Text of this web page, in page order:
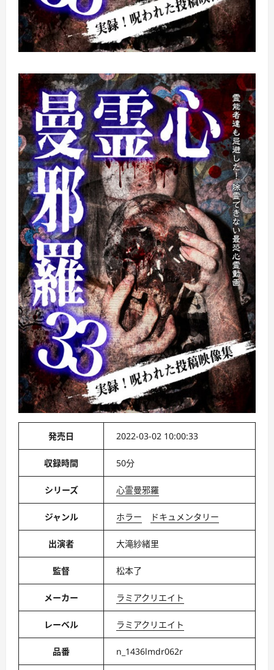
発売日 2022-03-02 10:00:33
収録時間 50分
シリーズ 心霊曼邪羅
ジャンル ホラー ドキュメンタリー
出演者 大滝紗緒里
監督 松本了
メーカー ラミアクリエイト
レーベル ラミアクリエイト
品番 n_1436lmdr062r